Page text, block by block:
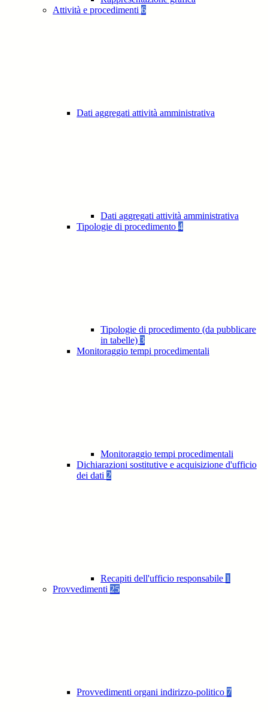
Attività e procedimenti 6
Dati aggregati attività amministrativa
Dati aggregati attività amministrativa
Tipologie di procedimento 4
Tipologie di procedimento (da pubblicare
in tabelle) 3
Monitoraggio tempi procedimentali
Monitoraggio tempi procedimentali
Dichiarazioni sostitutive e acquisizione d'ufficio
dei dati 2
Recapiti dell'ufficio responsabile 1
Provvedimenti 25
Provvedimenti organi indirizzo-politico 7